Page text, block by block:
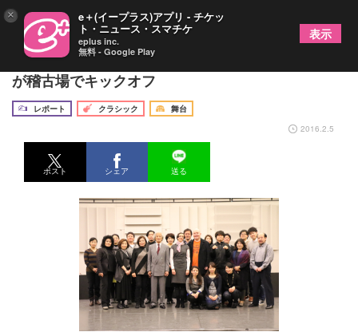
新国立劇場「イェヌーファ」のキャスト、スタッフ
が稽古場でキックオフ
レポート クラシック
舞台
2016.2.5
ポスト シェア 送る
× e＋(イープラス)アプリ - チケッ
ト・ニュース・スマチケ
eplus inc.
無料 - Google Play
表示